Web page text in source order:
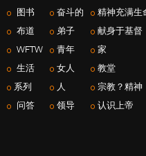
图书
布道
WFTW
生活
系列
问答
奋斗的
弟子
青年
女人
人
领导
精神充满生
献身于基督
家
教堂
宗教？精神
认识上帝